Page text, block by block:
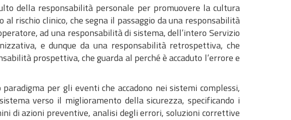
della responsabilità personale per promuovere la cultura
rischio clinico, che segna il passaggio da una responsabilità
ad una responsabilità di sistema, dell’intero Servizio
e dunque da una responsabilità retrospettiva, che
prospettiva, che guarda al perché è accaduto l’errore e
per gli eventi che accadono nei sistemi complessi,
verso il miglioramento della sicurezza, specificando i
di azioni preventive, analisi degli errori, soluzioni correttive